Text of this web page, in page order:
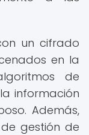
un cifrado
en la
de
información
Además,
gestión de